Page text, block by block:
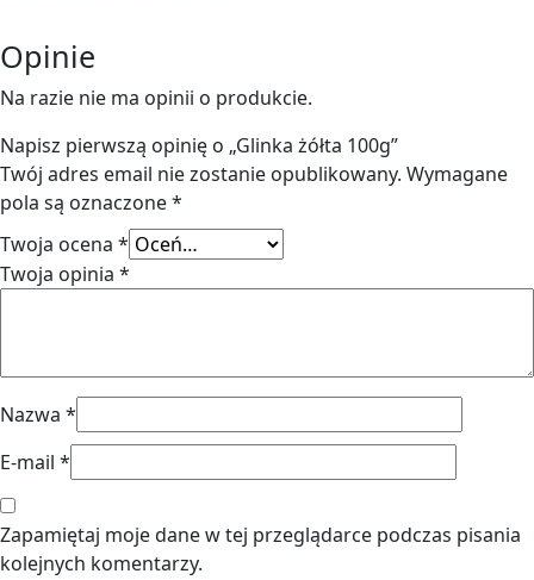
Opinie
Na razie nie ma opinii o produkcie.
Napisz pierwszą opinię o „Glinka żółta 100g”
Twój adres email nie zostanie opublikowany. Wymagane
pola są oznaczone*
Twoja ocena *
Twoja opinia *
Nazwa *
E-mail *
Zapamiętaj moje dane w tej przeglądarce podczas pisania
kolejnych komentarzy.